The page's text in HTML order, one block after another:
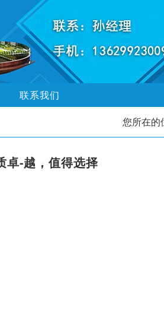
联系我们
您所在的
卓-越，值得选择